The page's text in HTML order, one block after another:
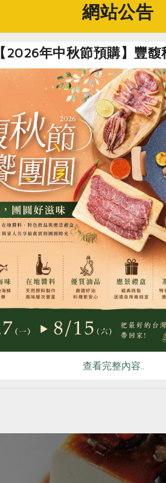
RPET 食譜 減硝酸鹽 雞
網站公告
【2026年中秋節預購】豐
查看完整內容..